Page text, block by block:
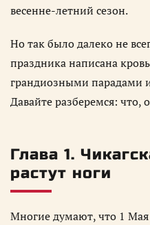
весенне-летний сезон.
Но так было далеко не
праздника написана
грандиозными парадами
Давайте разберемся: что,
Глава 1.
растут ноги
Многие думают, что 1